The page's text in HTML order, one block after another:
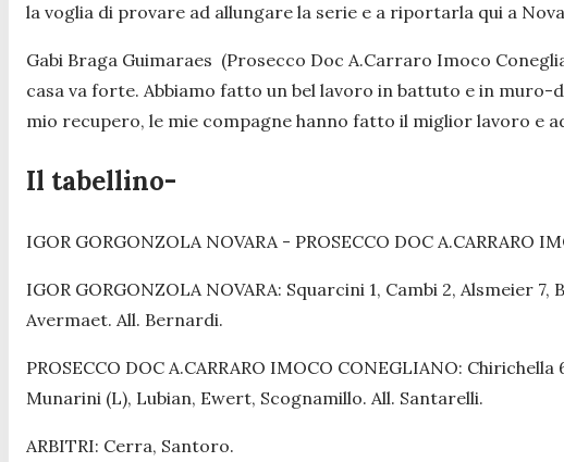
la voglia di provare ad allungare la serie e a riportarla qui a
Gabi Braga Guimaraes (Prosecco Doc A.Carraro Imoco
casa va forte. Abbiamo fatto un bel lavoro in battuto e in
mio recupero, le mie compagne hanno fatto il miglior lavoro e
Il tabellino-
IGOR GORGONZOLA NOVARA - PROSECCO DOC A.CARRARO
IGOR GORGONZOLA NOVARA: Squarcini 1, Cambi 2, Alsmeier
Avermaet. All. Bernardi.
PROSECCO DOC A.CARRARO IMOCO CONEGLIANO:
Munarini (L), Lubian, Ewert, Scognamillo. All. Santarelli.
ARBITRI: Cerra, Santoro.